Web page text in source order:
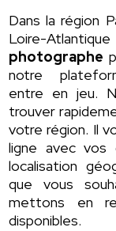
Dans la région
Loire-
photographe
notre
entre en jeu.
trouver
votre région. Il
ligne avec vos
localisation
que vous
mettons en
disponibles.